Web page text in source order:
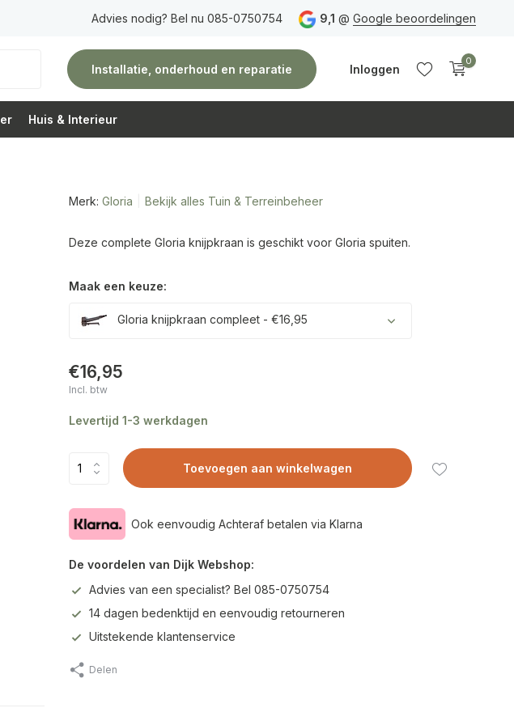
Dealer in Nederland Gratis verzendingvanaf 150 euro Vóór 14:00 uur besteld,
Advies nodig? Bel nu 085-0750754 9,1 @ Google beoordelingen
Installatie, onderhoud en reparatie Inloggen
aanmaken
0
Huis & Interieur
Merk: Gloria Bekijk alles Tuin & Terreinbeheer
Deze complete Gloria knijpkraan is geschikt voor Gloria spuiten.
Maak een keuze:
Gloria knijpkraan compleet - €16,95
€16,95
Incl. btw
Levertijd 1-3 werkdagen
Toevoegen aan winkelwagen
Ook eenvoudig Achteraf betalen via Klarna
De voordelen van Dijk Webshop:
Advies van een specialist? Bel 085-0750754
14 dagen bedenktijd en eenvoudig retourneren
Uitstekende klantenservice
Delen